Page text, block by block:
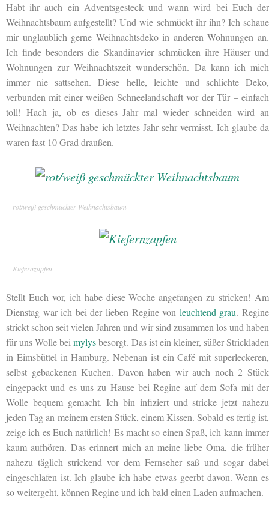
Habt ihr auch ein Adventsgesteck und wann wird bei Euch der
Weihnachtsbaum aufgestellt? Und wie schmückt ihr ihn? Ich schaue
mir unglaublich gerne Weihnachtsdeko in anderen Wohnungen an.
Ich finde besonders die Skandinavier schmücken ihre Häuser und
Wohnungen zur Weihnachtszeit wunderschön. Da kann ich mich
immer nie sattsehen. Diese helle, leichte und schlichte Deko,
verbunden mit einer weißen Schneelandschaft vor der Tür – einfach
toll! Hach ja, ob es dieses Jahr mal wieder schneiden wird an
Weihnachten? Das habe ich letztes Jahr sehr vermisst. Ich glaube da
waren fast 10 Grad draußen.
rot/weiß geschmückter Weihnachtsbaum
Kiefernzapfen
Stellt Euch vor, ich habe diese Woche angefangen zu stricken! Am
Dienstag war ich bei der lieben Regine von leuchtend grau. Regine
strickt schon seit vielen Jahren und wir sind zusammen los und haben
für uns Wolle beimylysbesorgt. Das ist ein kleiner, süßer Strickladen
in Eimsbüttel in Hamburg. Nebenan ist ein Café mit superleckeren,
selbst gebackenen Kuchen. Davon haben wir auch noch 2 Stück
eingepackt und es uns zu Hause bei Regine auf dem Sofa mit der
Wolle bequem gemacht. Ich bin infiziert und stricke jetzt nahezu
jeden Tag an meinem ersten Stück, einem Kissen. Sobald es fertig ist,
zeige ich es Euch natürlich! Es macht so einen Spaß, ich kann immer
kaum aufhören. Das erinnert mich an meine liebe Oma, die früher
nahezu täglich strickend vor dem Fernseher saß und sogar dabei
eingeschlafen ist. Ich glaube ich habe etwas geerbt davon. Wenn es
so weitergeht, können Regine und ich bald einen Laden aufmachen.